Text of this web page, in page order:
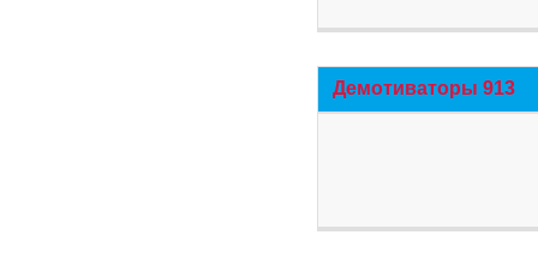
Демотиваторы 913